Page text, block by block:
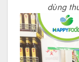
dùng